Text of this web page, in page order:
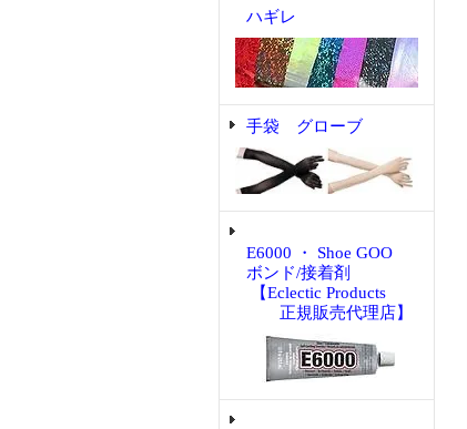
ハギレ
手袋 グローブ
E6000 ・ Shoe GOO
ボンド/接着剤
【Eclectic Products
正規販売代理店】